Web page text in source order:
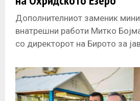
Дополнителниот заменик
внатрешни работи Митко
со директорот на Бирото за
Одделот за